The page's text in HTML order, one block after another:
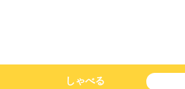
しゃべる